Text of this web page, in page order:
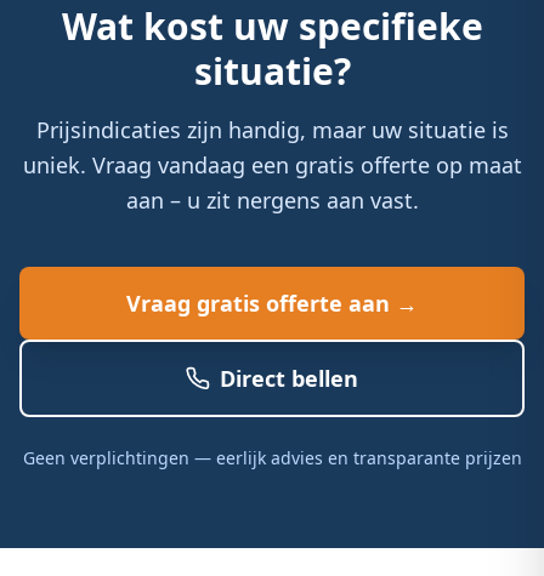
Wat kost uw specifieke
situatie?
Prijsindicaties zijn handig, maar uw situatie is
uniek. Vraag vandaag een gratis offerte op maat
aan – u zit nergens aan vast.
Vraag gratis offerte aan →
Direct bellen
Geen verplichtingen — eerlijk advies en transparante prijzen